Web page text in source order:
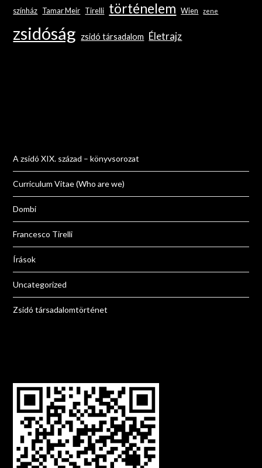
színház Tamar Meir Tirelli történelem Wien zene
zsidóság zsidó társadalom Életrajz
A zsidó XIX. század – könyvsorozat
Curriculum Vitae (Who are we)
Dombi
Francesco Tirelli
Írások
Uncategorized
Zsidó társadalomtörténet